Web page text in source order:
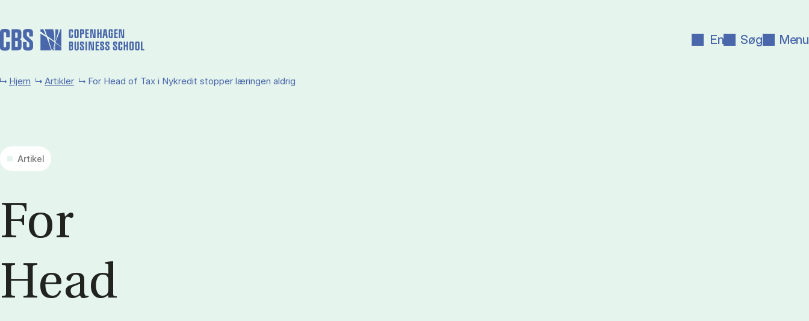
En Søg Menu
Hjem Artikler For Head of Tax i Nykredit stopper læringen aldrig
Artikel
For
Head